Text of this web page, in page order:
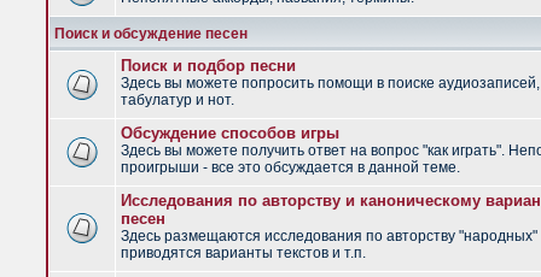
Поиск и обсуждение песен
Поиск и подбор песни
Здесь вы можете попросить помощи в поиске аудиозаписей,
табулатур и нот.
Обсуждение способов игры
Здесь вы можете получить ответ на вопрос "как играть".
проигрыши - все это обсуждается в данной теме.
Исследования по авторству и каноническому
песен
Здесь размещаются исследования по авторству "народных"
приводятся варианты текстов и т.п.